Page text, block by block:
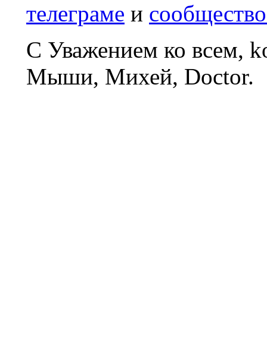
телеграме и
С Уважением ко всем,
Мыши, Михей, Doctor.